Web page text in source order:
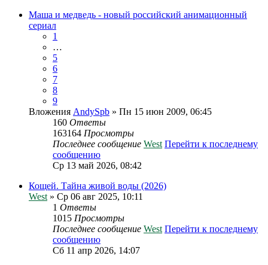
Маша и медведь - новый российский анимационный
сериал
1
…
5
6
7
8
9
Вложения AndySpb » Пн 15 июн 2009, 06:45
160 Ответы
163164 Просмотры
Последнее сообщение West Перейти к последнему
сообщению
Ср 13 май 2026, 08:42
Кощей. Тайна живой воды (2026)
West » Ср 06 авг 2025, 10:11
1 Ответы
1015 Просмотры
Последнее сообщение West Перейти к последнему
сообщению
Сб 11 апр 2026, 14:07